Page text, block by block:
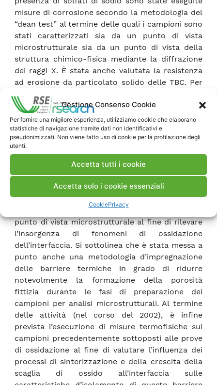
Gestione Consenso Cookie
Per fornire una migliore esperienza, utilizziamo cookie che elaborano
statistiche di navigazione tramite dati non identificativi e
pseudonimizzati. Non viene fatto uso di cookie per la profilazione degli
utenti.
Accetta tutti i cookie
Accetta solo i cookie essenziali
CookiePrivacy
misure di corrosione secondo la metodologia del
“dean test” al termine delle quali i campioni sono
stati caratterizzati sia da un punto di vista
microstrutturale sia da un punto di vista della
struttura chimico-fisica mediante la diffrazione
dei raggi X. È stata anche valutata la resistenza
ad erosione da particolato solido delle TBC. Per
valutare il grado d’adesione delle diverse barriere
termiche, i campioni sono stati sottoposti a
shock termici estremamente gravosi. In questo
modo è stato possibile stilare una sorta di
classifica delle TBC testate. Al fine di valutare
l’eventuale insorgenza ed evoluzione di scaglie
d’ossido all’interfaccia tra TBC e bondcoat
metallico si è provveduto a sottoporre le diverse
TBC a prove di ossidazione ciclica e di
ossidazione permanente. Periodicamente alcuni
campioni sono stati estratti e caratterizzati dal
punto di vista microstrutturale al fine di rilevare
l’insorgenza di fenomeni di ossidazione
dell’interfaccia. Si sottolinea che è stata messa a
punto anche una metodologia d’impregnazione
delle barriere termiche in grado di ridurre
notevolmente la formazione della porosità
fittizia durante le fasi di preparazione dei
campioni per analisi microstrutturali. Al termine
delle attività (nel corso del 2002), è infine
prevista l’esecuzione di misure termofisiche sui
campioni precedentemente sottoposti alle prove
di ossidazione al fine di valutare l’influenza dei
processi di sinterizzazione e della crescita della
scaglia di ossido all’interfaccia sulle